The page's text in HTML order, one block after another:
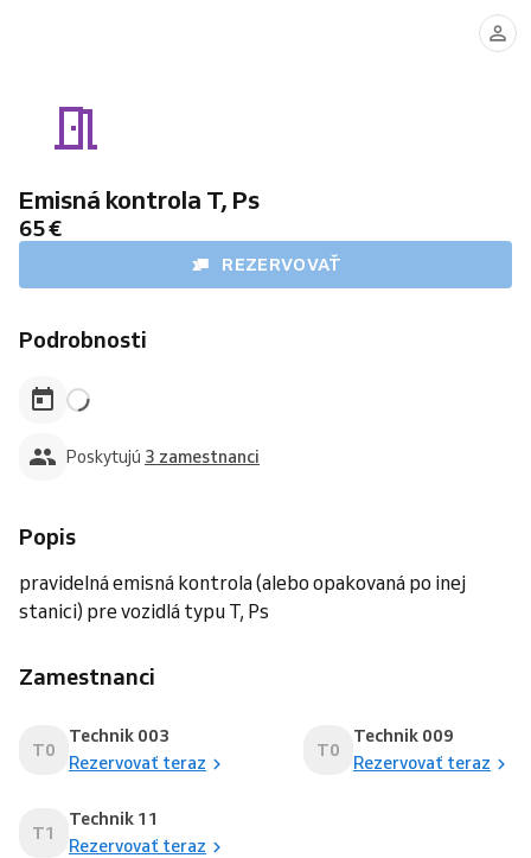
Emisná kontrola T, Ps
65 €
REZERVOVAŤ
Podrobnosti
Poskytujú 3 zamestnanci
Popis
pravidelná emisná kontrola (alebo opakovaná po inej
stanici) pre vozidlá typu T, Ps
Zamestnanci
T0
Technik 003
Rezervovať teraz
T0
Technik 009
Rezervovať teraz
T1
Technik 11
Rezervovať teraz